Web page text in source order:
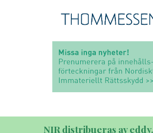
NIR distribueras av